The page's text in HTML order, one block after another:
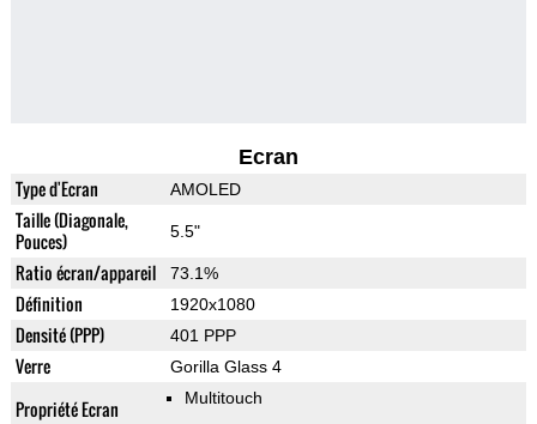
Ecran
Type d'Ecran AMOLED
Taille (Diagonale,
Pouces)
5.5"
Ratio écran/appareil 73.1%
Définition 1920x1080
Densité (PPP) 401 PPP
Verre Gorilla Glass 4
Propriété Ecran Multitouch